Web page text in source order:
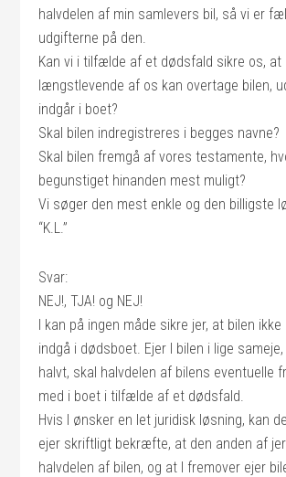
halvdelen af min samlevers bil, så vi er
udgifterne på den.
Kan vi i tilfælde af et dødsfald sikre os, at
længstlevende af os kan overtage bilen,
indgår i boet?
Skal bilen indregistreres i begges navne?
Skal bilen fremgå af vores testamente,
begunstiget hinanden mest muligt?
Vi søger den mest enkle og den billigste
“K.L.”
Svar:
NEJ!, TJA! og NEJ!
I kan på ingen måde sikre jer, at bilen
indgå i dødsboet. Ejer I bilen i lige
halvt, skal halvdelen af bilens eventuelle
med i boet i tilfælde af et dødsfald.
Hvis I ønsker en let juridisk løsning, kan
ejer skriftligt bekræfte, at den anden af
halvdelen af bilen, og at I fremover ejer